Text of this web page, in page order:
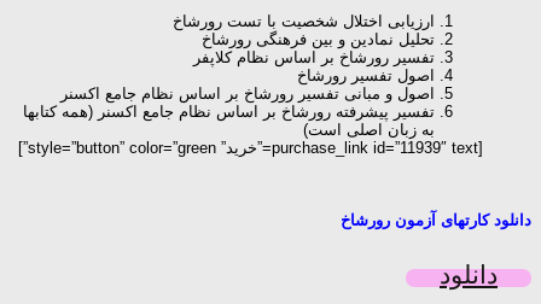
ارزیابی اختلال شخصیت با تست رورشاخ
تحلیل نمادین و بین فرهنگی رورشاخ
تفسیر رورشاخ بر اساس نظام کلاپفر
اصول تفسیر رورشاخ
اصول و مبانی تفسیر رورشاخ بر اساس نظام جامع اکسنر
تفسیر پیشرفته رورشاخ بر اساس نظام جامع اکسنر (همه کتابها
به زبان اصلی است)
[purchase_link id=”11939″ text=”خرید” style=”button” color=”green”]
دانلود کارتهای آزمون رورشاخ
دانلود